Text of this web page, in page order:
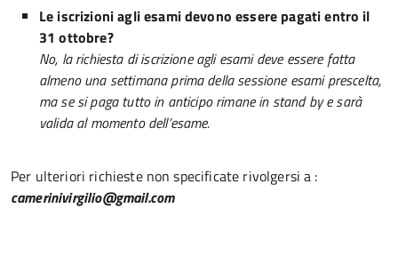
Le iscrizioni agli esami devono essere pagati entro il
31 ottobre?
No, la richiesta di iscrizione agli esami deve essere fatta
almeno una settimana prima della sessione esami prescelta,
ma se si paga tutto in anticipo rimane in stand by e sarà
valida al momento dell’esame.
Per ulteriori richieste non specificate rivolgersi a :
camerinivirgilio@gmail.com